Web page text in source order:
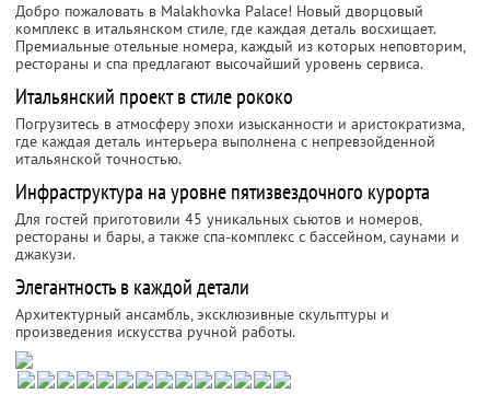
Добро пожаловать в Malakhovka Palace! Новый дворцовый
комплекс в итальянском стиле, где каждая деталь восхищает.
Премиальные отельные номера, каждый из которых неповторим,
рестораны и спа предлагают высочайший уровень сервиса.
Итальянский проект в стиле рококо
Погрузитесь в атмосферу эпохи изысканности и аристократизма,
где каждая деталь интерьера выполнена с непревзойденной
итальянской точностью.
Инфраструктура на уровне пятизвездочного курорта
Для гостей приготовили 45 уникальных сьютов и номеров,
рестораны и бары, а также спа-комплекс с бассейном, саунами и
джакузи.
Элегантность в каждой детали
Архитектурный ансамбль, эксклюзивные скульптуры и
произведения искусства ручной работы.